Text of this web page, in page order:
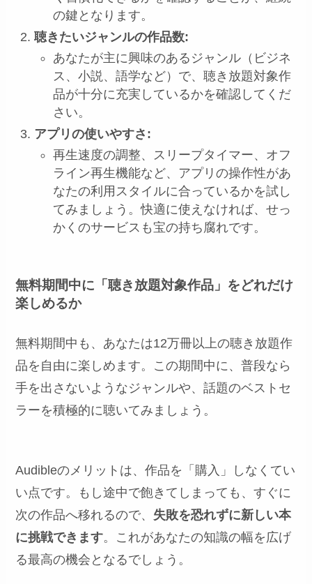
の鍵となります。
聴きたいジャンルの作品数:
あなたが主に興味のあるジャンル（ビジネ
ス、小説、語学など）で、聴き放題対象作
品が十分に充実しているかを確認してくだ
さい。
アプリの使いやすさ:
再生速度の調整、スリープタイマー、オフ
ライン再生機能など、アプリの操作性があ
なたの利用スタイルに合っているかを試し
てみましょう。快適に使えなければ、せっ
かくのサービスも宝の持ち腐れです。
無料期間中に「聴き放題対象作品」をどれだけ
楽しめるか
無料期間中も、あなたは12万冊以上の聴き放題作
品を自由に楽しめます。この期間中に、普段なら
手を出さないようなジャンルや、話題のベストセ
ラーを積極的に聴いてみましょう。
Audibleのメリットは、作品を「購入」しなくてい
い点です。もし途中で飽きてしまっても、すぐに
次の作品へ移れるので、 失敗を恐れずに新しい本
に挑戦できます。これがあなたの知識の幅を広げ
る最高の機会となるでしょう。